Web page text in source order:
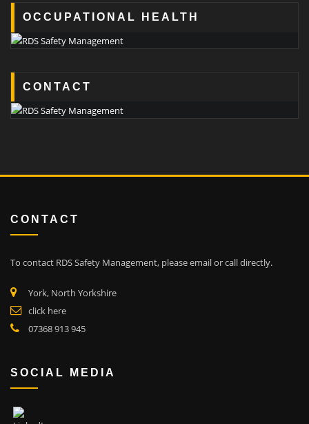
OCCUPATIONAL HEALTH
CONTACT
CONTACT
To contact RDS Safety Management, please email or call directly.
York, North Yorkshire
click here
07368 913 945
SOCIAL MEDIA